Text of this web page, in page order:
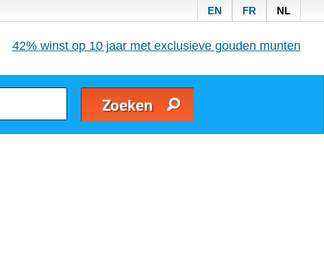
EN FR NL
42% winst op 10 jaar met exclusieve gouden munten